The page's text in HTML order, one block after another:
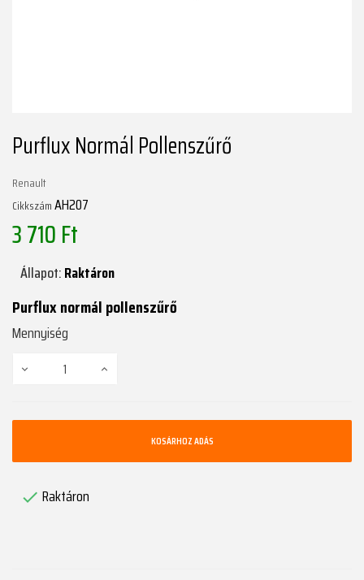
Purflux Normál Pollenszűrő
Renault
CikkszámAH207
3 710 Ft
Állapot:Raktáron
Purflux normál pollenszűrő
Mennyiség
KOSÁRHOZ ADÁS
 Raktáron